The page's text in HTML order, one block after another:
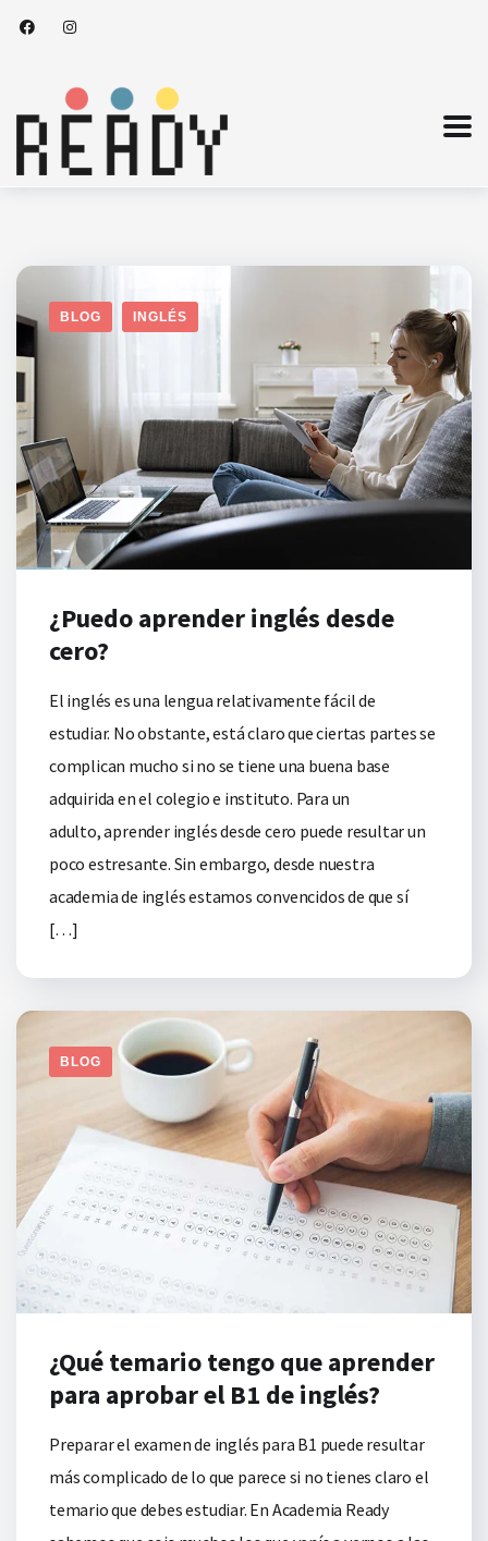
BLOG INGLÉS
¿Puedo aprender inglés desde
cero?
El inglés es una lengua relativamente fácil de
estudiar. No obstante, está claro que ciertas partes se
complican mucho si no se tiene una buena base
adquirida en el colegio e instituto. Para un
adulto, aprender inglés desde cero puede resultar un
poco estresante. Sin embargo, desde nuestra
academia de inglés estamos convencidos de que sí
[…]
BLOG
¿Qué temario tengo que aprender
para aprobar el B1 de inglés?
Preparar el examen de inglés para B1 puede resultar
más complicado de lo que parece si no tienes claro el
temario que debes estudiar. En Academia Ready